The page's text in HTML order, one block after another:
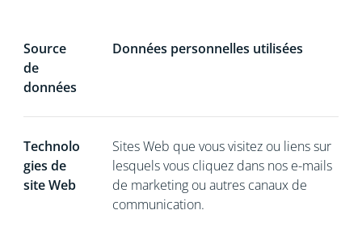
Source
de
données
Données personnelles utilisées
Technolo
gies de
site Web
Sites Web que vous visitez ou liens sur
lesquels vous cliquez dans nos e-mails
de marketing ou autres canaux de
communication.